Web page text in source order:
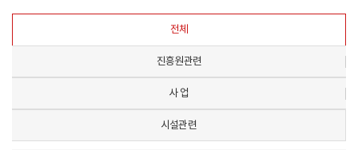
전체
진흥원관련
사 업
시설관련